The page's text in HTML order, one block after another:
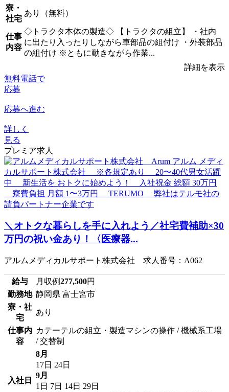
寮・
社宅
あり（無料）
仕事
内容
◇トラクタ本体の製造◇ 【トラクタの組立】 ・社内
に出たり入ったりしながら車部品の組付け ・外装部品
の組付け ※ともに動きながら作業...
詳細を表示
無料電話で
応募
応募へ進む
詳しく
見る
プレミア求人
＼オトクな暮らしを手に入れよう／社宅費補助×30
万円の祝い金あり！〈医療器...
アルムメディカルサポート株式会社 求人番号：A062
給与 月収例277,500円
勤務地 静岡県 富士宮市
寮・社
宅
あり
仕事内
容
カテーテルの組立・製造マシンの操作 / 機械系工場
/ 交替制
入社日
8月
17日 24日
9月
1日 7日 14日 29日